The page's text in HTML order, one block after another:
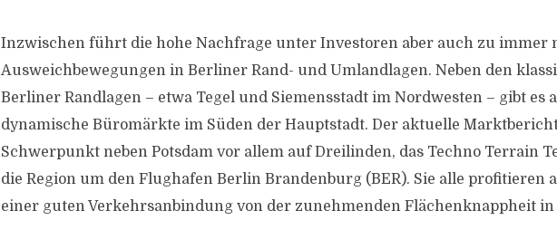
Inzwischen führt die hohe Nachfrage unter Investoren aber auch zu immer
Ausweichbewegungen in Berliner Rand- und Umlandlagen. Neben den
Berliner Randlagen – etwa Tegel und Siemensstadt im Nordwesten – gibt es
dynamische Büromärkte im Süden der Hauptstadt. Der aktuelle
Schwerpunkt neben Potsdam vor allem auf Dreilinden, das Techno Terrain
die Region um den Flughafen Berlin Brandenburg (BER). Sie alle profitieren
einer guten Verkehrsanbindung von der zunehmenden Flächenknappheit in